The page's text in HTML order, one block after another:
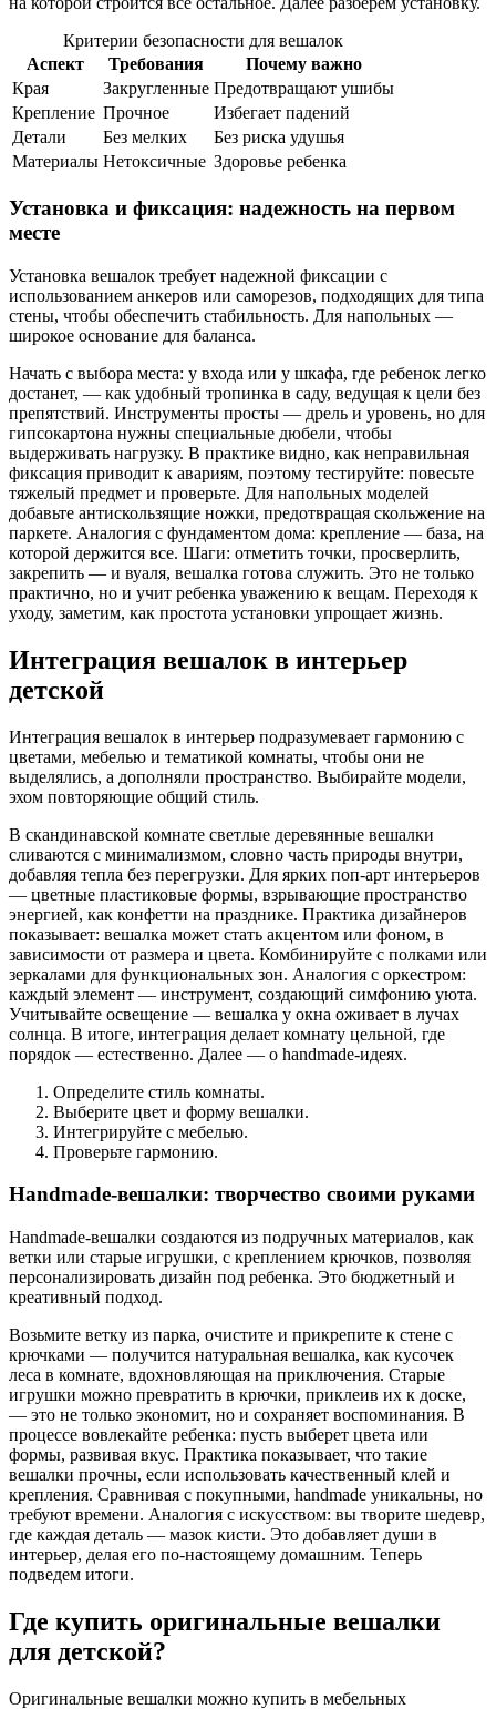
Критерии безопасности для вешалок
Аспект
Требования
Почему важно
Края
Закругленные Предотвращают ушибы
Крепление Прочное
Избегает падений
Детали
Без мелких
Без риска удушья
Материалы Нетоксичные Здоровье ребенка
Установка и фиксация: надежность на первом
месте
Установка вешалок требует надежной фиксации с
использованием анкеров или саморезов, подходящих для типа
стены, чтобы обеспечить стабильность. Для напольных —
широкое основание для баланса.
Начать с выбора места: у входа или у шкафа, где ребенок легко
достанет, — как удобный тропинка в саду, ведущая к цели без
препятствий. Инструменты просты — дрель и уровень, но для
гипсокартона нужны специальные дюбели, чтобы
выдерживать нагрузку. В практике видно, как неправильная
фиксация приводит к авариям, поэтому тестируйте: повесьте
тяжелый предмет и проверьте. Для напольных моделей
добавьте антискользящие ножки, предотвращая скольжение на
паркете. Аналогия с фундаментом дома: крепление — база, на
которой держится все. Шаги: отметить точки, просверлить,
закрепить — и вуаля, вешалка готова служить. Это не только
практично, но и учит ребенка уважению к вещам. Переходя к
уходу, заметим, как простота установки упрощает жизнь.
Интеграция вешалок в интерьер
детской
Интеграция вешалок в интерьер подразумевает гармонию с
цветами, мебелью и тематикой комнаты, чтобы они не
выделялись, а дополняли пространство. Выбирайте модели,
эхом повторяющие общий стиль.
В скандинавской комнате светлые деревянные вешалки
сливаются с минимализмом, словно часть природы внутри,
добавляя тепла без перегрузки. Для ярких поп-арт интерьеров
— цветные пластиковые формы, взрывающие пространство
энергией, как конфетти на празднике. Практика дизайнеров
показывает: вешалка может стать акцентом или фоном, в
зависимости от размера и цвета. Комбинируйте с полками или
зеркалами для функциональных зон. Аналогия с оркестром:
каждый элемент — инструмент, создающий симфонию уюта.
Учитывайте освещение — вешалка у окна оживает в лучах
солнца. В итоге, интеграция делает комнату цельной, где
порядок — естественно. Далее — о handmade-идеях.
Определите стиль комнаты.
Выберите цвет и форму вешалки.
Интегрируйте с мебелью.
Проверьте гармонию.
Handmade-вешалки: творчество своими руками
Handmade-вешалки создаются из подручных материалов, как
ветки или старые игрушки, с креплением крючков, позволяя
персонализировать дизайн под ребенка. Это бюджетный и
креативный подход.
Возьмите ветку из парка, очистите и прикрепите к стене с
крючками — получится натуральная вешалка, как кусочек
леса в комнате, вдохновляющая на приключения. Старые
игрушки можно превратить в крючки, приклеив их к доске,
— это не только экономит, но и сохраняет воспоминания. В
процессе вовлекайте ребенка: пусть выберет цвета или
формы, развивая вкус. Практика показывает, что такие
вешалки прочны, если использовать качественный клей и
крепления. Сравнивая с покупными, handmade уникальны, но
требуют времени. Аналогия с искусством: вы творите шедевр,
где каждая деталь — мазок кисти. Это добавляет души в
интерьер, делая его по-настоящему домашним. Теперь
подведем итоги.
Где купить оригинальные вешалки
для детской?
Оригинальные вешалки можно купить в мебельных